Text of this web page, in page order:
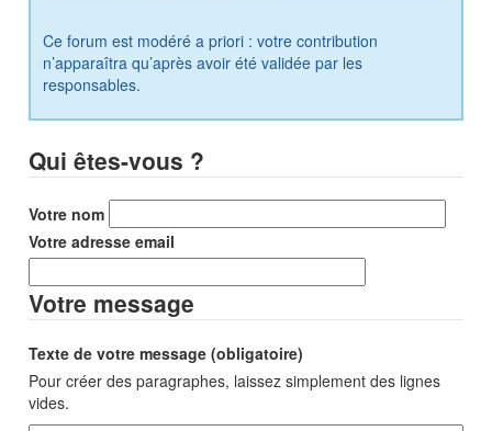
Ce forum est modéré a priori : votre contribution
n’apparaîtra qu’après avoir été validée par les
responsables.
Qui êtes-vous ?
Votre nom
Votre adresse email
Votre message
Texte de votre message (obligatoire)
Pour créer des paragraphes, laissez simplement des lignes
vides.